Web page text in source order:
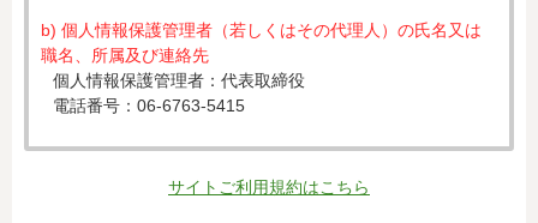
b) 個人情報保護管理者（若しくはその代理人）の氏名又は
職名、所属及び連絡先
個人情報保護管理者：代表取締役
電話番号：06-6763-5415
c) 個人情報の利用目的
入力された個人情報は、お見積り依頼への対応のために利
サイトご利用規約はこちら